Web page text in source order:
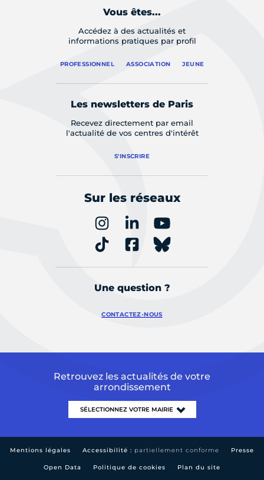
Vous êtes...
Accédez à des actualités et
informations pratiques par profil
PROFESSIONNEL ASSOCIATION JEUNE
Les newsletters de Paris
Recevez directement par email
l'actualité de vos centres d'intérêt
S'INSCRIRE
Sur les réseaux
Une question ?
CONTACTEZ-NOUS
Retrouvez les actualités de votre
arrondissement
Mentions légales Accessibilité : partiellement conforme Presse
Open Data Politique de cookies Plan du site